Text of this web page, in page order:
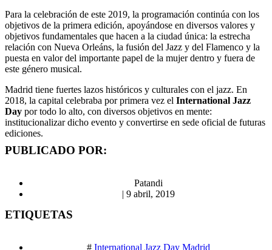
Para la celebración de este 2019, la programación continúa con los
objetivos de la primera edición, apoyándose en diversos valores y
objetivos fundamentales que hacen a la ciudad única: la estrecha
relación con Nueva Orleáns, la fusión del Jazz y del Flamenco y la
puesta en valor del importante papel de la mujer dentro y fuera de
este género musical.
Madrid tiene fuertes lazos históricos y culturales con el jazz. En
2018, la capital celebraba por primera vez el International Jazz
Day por todo lo alto, con diversos objetivos en mente:
institucionalizar dicho evento y convertirse en sede oficial de futuras
ediciones.
PUBLICADO POR:
Patandi
| 9 abril, 2019
ETIQUETAS
# International Jazz Day Madrid